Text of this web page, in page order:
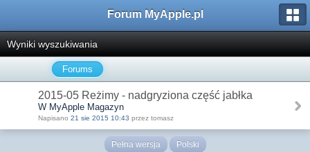
Forum MyApple.pl
Wyniki wyszukiwania
Forums
2015-05 Reżimy - nadgryziona część jabłka
W MyApple Magazyn
Napisano 21 sie 2015 10:43 przez tomasz
Pełna wersja Polski